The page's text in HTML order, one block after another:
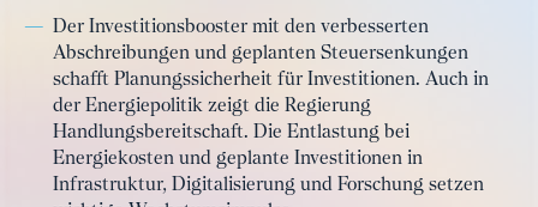
Der Investitionsbooster mit den verbesserten
Abschreibungen und geplanten Steuersenkungen
schafft Planungssicherheit für Investitionen. Auch in
der Energiepolitik zeigt die Regierung
Handlungsbereitschaft. Die Entlastung bei
Energiekosten und geplante Investitionen in
Infrastruktur, Digitalisierung und Forschung setzen